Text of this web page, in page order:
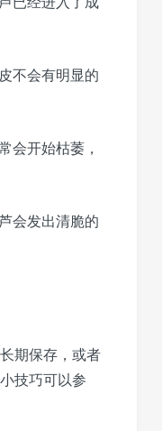
不会有明显的
会开始枯萎，
会发出清脆的
期保存，或者
技巧可以参